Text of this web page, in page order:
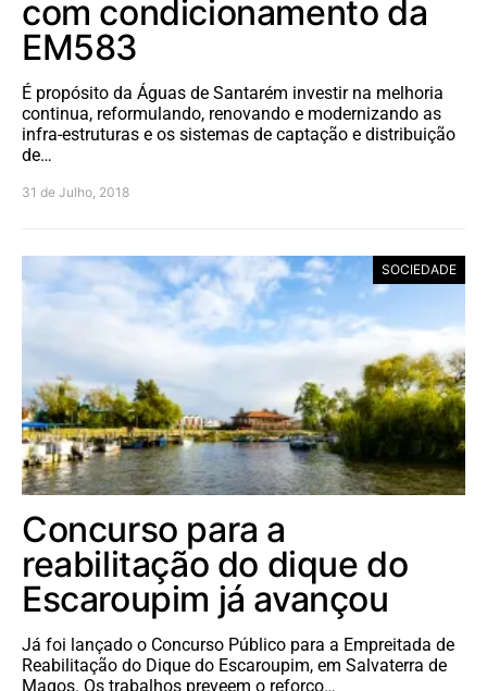
com condicionamento da
EM583
É propósito da Águas de Santarém investir na melhoria
continua, reformulando, renovando e modernizando as
infra-estruturas e os sistemas de captação e distribuição
de…
31 de Julho, 2018
SOCIEDADE
Concurso para a
reabilitação do dique do
Escaroupim já avançou
Já foi lançado o Concurso Público para a Empreitada de
Reabilitação do Dique do Escaroupim, em Salvaterra de
Magos. Os trabalhos preveem o reforço…